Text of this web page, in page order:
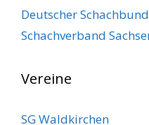
Deutscher Schachbund
Schachverband
Vereine
SG Waldkirchen